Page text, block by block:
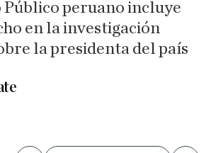
peruano incluye
en la investigación
la presidenta del país